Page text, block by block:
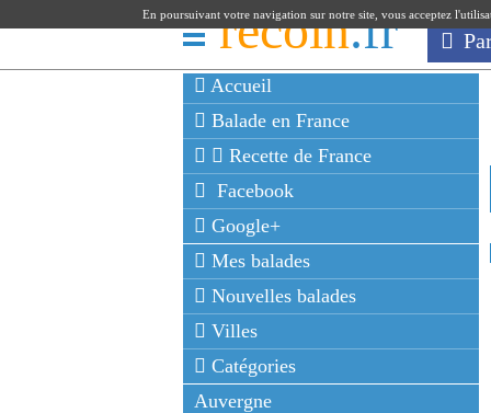
recoin.fr
Accueil
Balade en France
Recette de France
Facebook
Google+
Mes balades
Nouvelles balades
Villes
Catégories
Auvergne
En poursuivant votre navigation sur notre site, vous acceptez